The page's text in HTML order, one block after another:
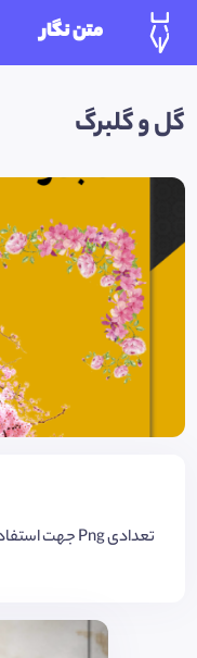
متن نگار
گل و گلبرگ
تعدادی Png جهت استفاده طراحان عزیز در پوستر ها و...